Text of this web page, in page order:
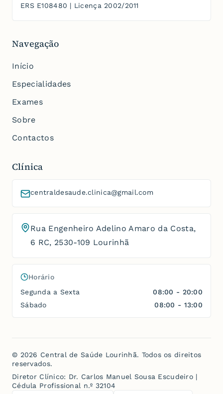
ERS E108480 | Licença 2002/2011
Navegação
Início
Especialidades
Exames
Sobre
Contactos
Clínica
centraldesaude.clinica@gmail.com
Rua Engenheiro Adelino Amaro da Costa,
6 RC, 2530-109 Lourinhã
Horário
Segunda a Sexta
08:00 - 20:00
Sábado
08:00 - 13:00
© 2026 Central de Saúde Lourinhã. Todos os direitos
reservados.
Diretor Clínico: Dr. Carlos Manuel Sousa Escudeiro |
Cédula Profissional n.º 32104